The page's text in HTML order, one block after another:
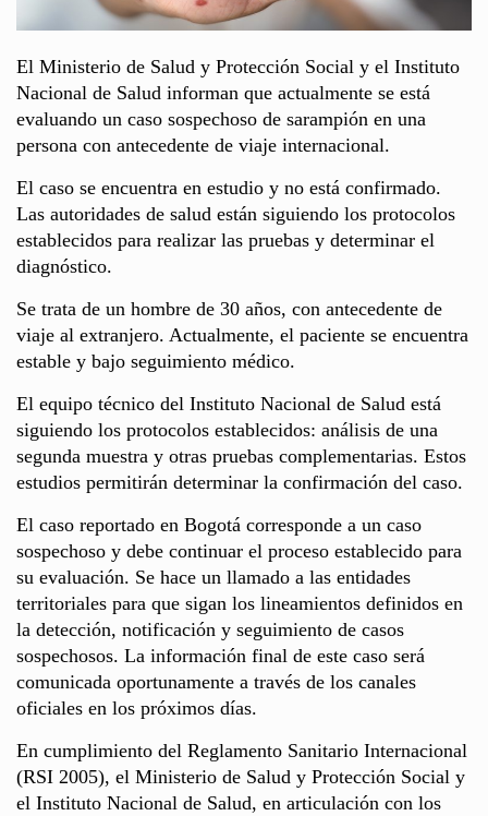
El Ministerio de Salud y Protección Social y el Instituto
Nacional de Salud informan que actualmente se está
evaluando un caso sospechoso de sarampión en una
persona con antecedente de viaje internacional.
El caso se encuentra en estudio y no está confirmado.
Las autoridades de salud están siguiendo los protocolos
establecidos para realizar las pruebas y determinar el
diagnóstico.
Se trata de un hombre de 30 años, con antecedente de
viaje al extranjero. Actualmente, el paciente se encuentra
estable y bajo seguimiento médico.
El equipo técnico del Instituto Nacional de Salud está
siguiendo los protocolos establecidos: análisis de una
segunda muestra y otras pruebas complementarias. Estos
estudios permitirán determinar la confirmación del caso.
El caso reportado en Bogotá corresponde a un caso
sospechoso y debe continuar el proceso establecido para
su evaluación. Se hace un llamado a las entidades
territoriales para que sigan los lineamientos definidos en
la detección, notificación y seguimiento de casos
sospechosos. La información final de este caso será
comunicada oportunamente a través de los canales
oficiales en los próximos días.
En cumplimiento del Reglamento Sanitario Internacional
(RSI 2005), el Ministerio de Salud y Protección Social y
el Instituto Nacional de Salud, en articulación con los